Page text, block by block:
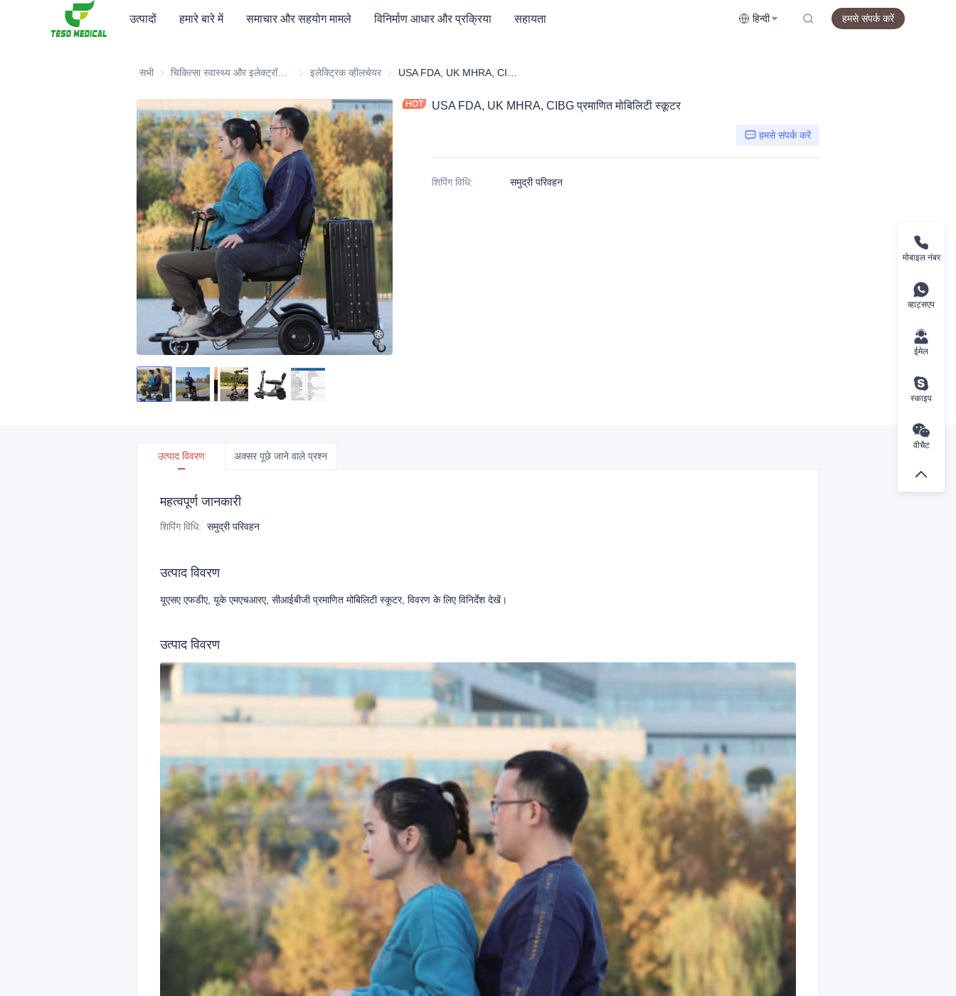
उत्पादों हमारे बारे में समाचार और सहयोग मामले विनिर्माण आधार और प्रक्रिया सहायता हिन्दी हमसे संपर्क करें
सभी चिकित्सा स्वास्थ्य और इलेक्ट्रॉनिक्स और अस्पताल फर्नीचर चिकित्सा स्वास्थ्य और इलेक्ट्रॉनिक्स और अस्पताल फर्नीचर
इलेक्ट्रिक व्हीलचेयर इलेक्ट्रिक व्हीलचेयर
USA FDA, UK MHRA, CIBG प्रमाणित मोबिलिटी स्कूटर
हमसे संपर्क करें
शिपिंग विधि: समुद्री परिवहन
उत्पाद विवरण अक्सर पूछे जाने वाले प्रश्न
महत्वपूर्ण जानकारी
शिपिंग विधि: समुद्री परिवहन
उत्पाद विवरण
यूएसए एफडीए, यूके एमएचआरए, सीआईबीजी प्रमाणित मोबिलिटी स्कूटर, विवरण के लिए विनिर्देश देखें।
उत्पाद विवरण
मोबाइल नंबर
व्हाट्सएप
ईमेल
स्काइप
वीचैट